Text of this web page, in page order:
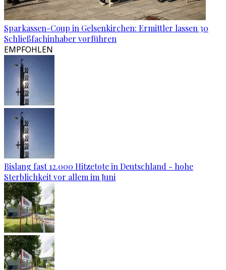
Sparkassen-Coup in Gelsenkirchen: Ermittler lassen 30
Schließfachinhaber vorführen
EMPFOHLEN
Bislang fast 12.000 Hitzetote in Deutschland - hohe
Sterblichkeit vor allem im Juni